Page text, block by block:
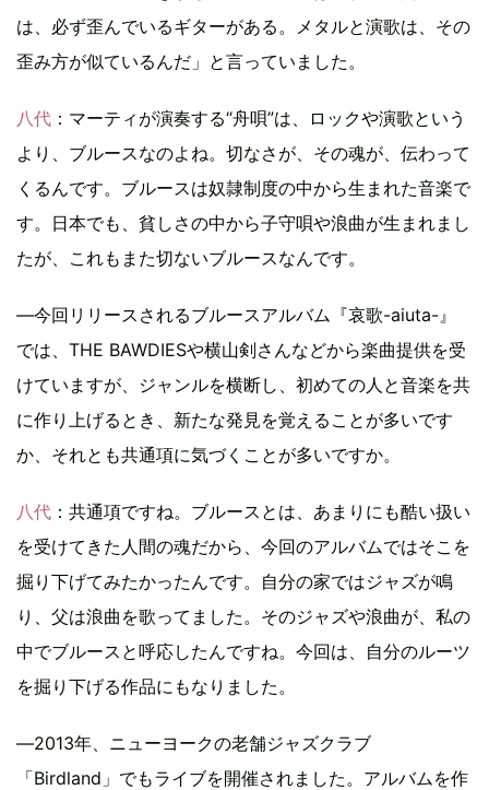
は、必ず歪んでいるギターがある。メタルと演歌は、その
歪み方が似ているんだ」と言っていました。
八代 ：マーティが演奏する“舟唄”は、ロックや演歌という
より、ブルースなのよね。切なさが、その魂が、伝わって
くるんです。ブルースは奴隷制度の中から生まれた音楽で
す。日本でも、貧しさの中から子守唄や浪曲が生まれまし
たが、これもまた切ないブルースなんです。
―今回リリースされるブルースアルバム『哀歌-aiuta-』
では、THE BAWDIESや横山剣さんなどから楽曲提供を受
けていますが、ジャンルを横断し、初めての人と音楽を共
に作り上げるとき、新たな発見を覚えることが多いです
か、それとも共通項に気づくことが多いですか。
八代 ：共通項ですね。ブルースとは、あまりにも酷い扱い
を受けてきた人間の魂だから、今回のアルバムではそこを
掘り下げてみたかったんです。自分の家ではジャズが鳴
り、父は浪曲を歌ってました。そのジャズや浪曲が、私の
中でブルースと呼応したんですね。今回は、自分のルーツ
を掘り下げる作品にもなりました。
―2013年、ニューヨークの老舗ジャズクラブ
「Birdland」でもライブを開催されました。アルバムを作